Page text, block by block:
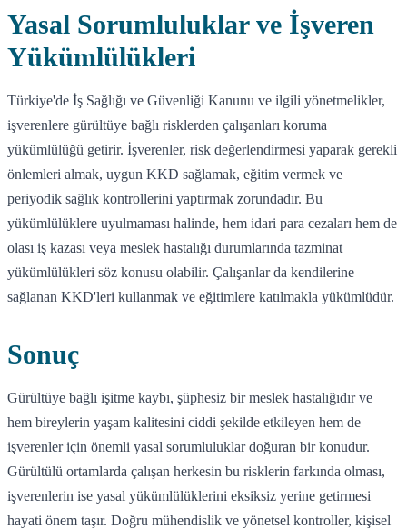
Yasal Sorumluluklar ve İşveren
Yükümlülükleri
Türkiye'de İş Sağlığı ve Güvenliği Kanunu ve ilgili yönetmelikler,
işverenlere gürültüye bağlı risklerden çalışanları koruma
yükümlülüğü getirir. İşverenler, risk değerlendirmesi yaparak gerekli
önlemleri almak, uygun KKD sağlamak, eğitim vermek ve
periyodik sağlık kontrollerini yaptırmak zorundadır. Bu
yükümlülüklere uyulmaması halinde, hem idari para cezaları hem de
olası iş kazası veya meslek hastalığı durumlarında tazminat
yükümlülükleri söz konusu olabilir. Çalışanlar da kendilerine
sağlanan KKD'leri kullanmak ve eğitimlere katılmakla yükümlüdür.
Sonuç
Gürültüye bağlı işitme kaybı, şüphesiz bir meslek hastalığıdır ve
hem bireylerin yaşam kalitesini ciddi şekilde etkileyen hem de
işverenler için önemli yasal sorumluluklar doğuran bir konudur.
Gürültülü ortamlarda çalışan herkesin bu risklerin farkında olması,
işverenlerin ise yasal yükümlülüklerini eksiksiz yerine getirmesi
hayati önem taşır. Doğru mühendislik ve yönetsel kontroller, kişisel